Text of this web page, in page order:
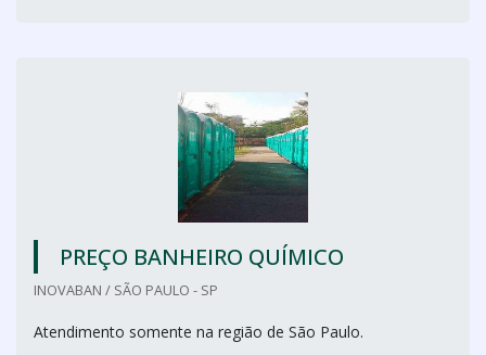
PREÇO BANHEIRO QUÍMICO
INOVABAN / SÃO PAULO - SP
Atendimento somente na região de São Paulo.